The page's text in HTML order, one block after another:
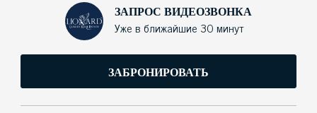
ЗАПРОС ВИДЕОЗВОНКА
Уже в ближайшие 30 минут
ЗАБРОНИРОВАТЬ